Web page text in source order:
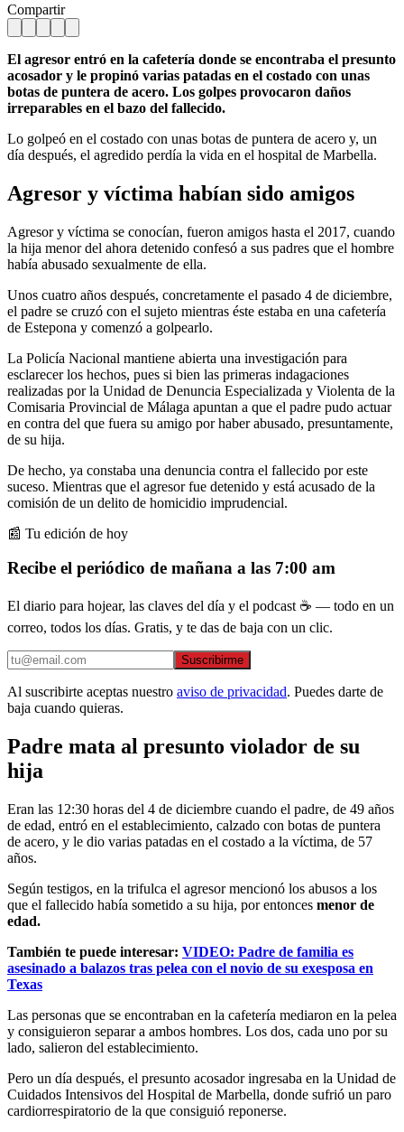
Compartir
El agresor entró en la cafetería donde se encontraba el presunto
acosador y le propinó varias patadas en el costado con unas
botas de puntera de acero. Los golpes provocaron daños
irreparables en el bazo del fallecido.
Lo golpeó en el costado con unas botas de puntera de acero y, un
día después, el agredido perdía la vida en el hospital de Marbella.
Agresor y víctima habían sido amigos
Agresor y víctima se conocían, fueron amigos hasta el 2017, cuando
la hija menor del ahora detenido confesó a sus padres que el hombre
había abusado sexualmente de ella.
Unos cuatro años después, concretamente el pasado 4 de diciembre,
el padre se cruzó con el sujeto mientras éste estaba en una cafetería
de Estepona y comenzó a golpearlo.
La Policía Nacional mantiene abierta una investigación para
esclarecer los hechos, pues si bien las primeras indagaciones
realizadas por la Unidad de Denuncia Especializada y Violenta de la
Comisaria Provincial de Málaga apuntan a que el padre pudo actuar
en contra del que fuera su amigo por haber abusado, presuntamente,
de su hija.
De hecho, ya constaba una denuncia contra el fallecido por este
suceso. Mientras que el agresor fue detenido y está acusado de la
comisión de un delito de homicidio imprudencial.
📰 Tu edición de hoy
Recibe el periódico de mañana a las 7:00 am
El diario para hojear, las claves del día y el podcast ☕ — todo en un
correo, todos los días. Gratis, y te das de baja con un clic.
Suscribirme
Al suscribirte aceptas nuestro aviso de privacidad. Puedes darte de
baja cuando quieras.
Padre mata al presunto violador de su
hija
Eran las 12:30 horas del 4 de diciembre cuando el padre, de 49 años
de edad, entró en el establecimiento, calzado con botas de puntera
de acero, y le dio varias patadas en el costado a la víctima, de 57
años.
Según testigos, en la trifulca el agresor mencionó los abusos a los
que el fallecido había sometido a su hija, por entonces menor de
edad.
También te puede interesar: VIDEO: Padre de familia es
asesinado a balazos tras pelea con el novio de su exesposa en
Texas
Las personas que se encontraban en la cafetería mediaron en la pelea
y consiguieron separar a ambos hombres. Los dos, cada uno por su
lado, salieron del establecimiento.
Pero un día después, el presunto acosador ingresaba en la Unidad de
Cuidados Intensivos del Hospital de Marbella, donde sufrió un paro
cardiorrespiratorio de la que consiguió reponerse.